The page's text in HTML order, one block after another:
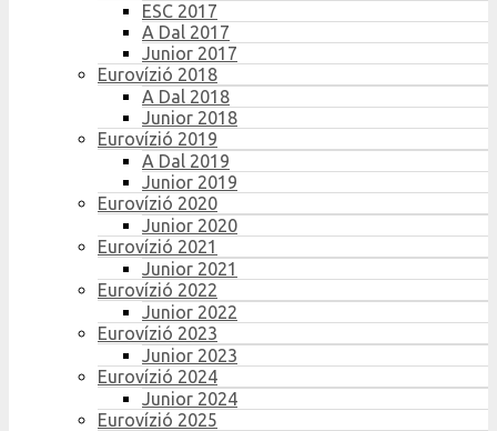
ESC 2017
A Dal 2017
Junior 2017
Eurovízió 2018
A Dal 2018
Junior 2018
Eurovízió 2019
A Dal 2019
Junior 2019
Eurovízió 2020
Junior 2020
Eurovízió 2021
Junior 2021
Eurovízió 2022
Junior 2022
Eurovízió 2023
Junior 2023
Eurovízió 2024
Junior 2024
Eurovízió 2025